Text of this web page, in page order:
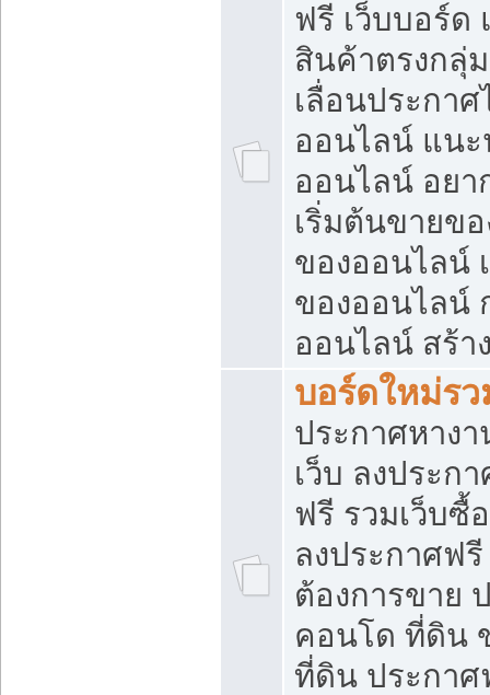
ฟรี เว็บบอร์ด
สินค้าตรงกลุ่
เลื่อนประกา
ออนไลน์ แนะ
ออนไลน์ อย
เริ่มต้นขายข
ของออนไลน์
ของออนไลน์
ออนไลน์ สร้า
บอร์ดใหม่ร
ประกาศหาง
เว็บ ลงประก
ฟรี รวมเว็บซื้
ลงประกาศฟ
ต้องการขาย
คอนโด ที่ดิน
ที่ดิน ประกา